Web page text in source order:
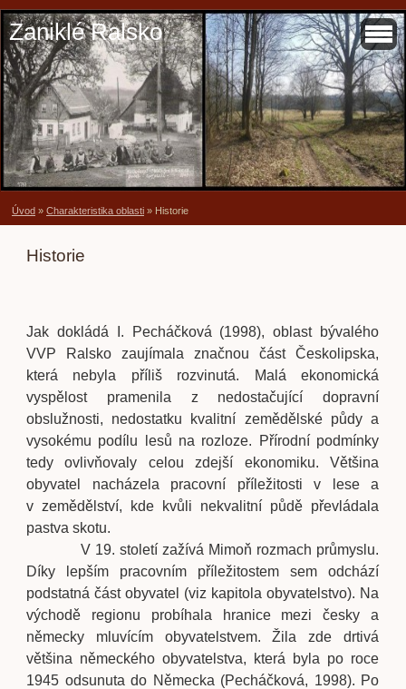
Zaniklé Ralsko
Úvod » Charakteristika oblasti » Historie
Historie
Jak dokládá I. Pecháčková (1998), oblast bývalého
VVP Ralsko zaujímala značnou část Českolipska,
která nebyla příliš rozvinutá. Malá ekonomická
vyspělost pramenila z nedostačující dopravní
obslužnosti, nedostatku kvalitní zemědělské půdy a
vysokému podílu lesů na rozloze. Přírodní podmínky
tedy ovlivňovaly celou zdejší ekonomiku. Většina
obyvatel nacházela pracovní příležitosti v lese a
v zemědělství, kde kvůli nekvalitní půdě převládala
pastva skotu.
V 19. století zažívá Mimoň rozmach průmyslu.
Díky lepším pracovním příležitostem sem odchází
podstatná část obyvatel (viz kapitola obyvatelstvo). Na
východě regionu probíhala hranice mezi česky a
německy mluvícím obyvatelstvem. Žila zde drtivá
většina německého obyvatelstva, která byla po roce
1945 odsunuta do Německa (Pecháčková, 1998). Po